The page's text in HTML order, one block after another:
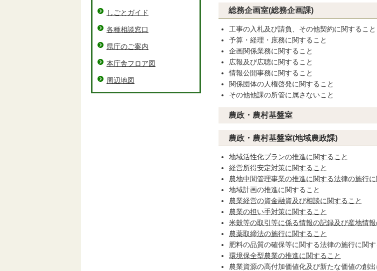
総務企画室(総務企画課)
工事の入札及び請負、その他契約に関すること
予算・経理・庶務に関すること
企画関係業務に関すること
広報及び広聴に関すること
情報公開事務に関すること
関係団体の人権啓発に関すること
その他他課の所管に属さないこと
農政・農村基盤室
農政・農村基盤室(地域農政課)
地域活性化プランの推進に関すること
経営所得安定対策に関すること
農地中間管理事業の推進に関する法律の施行に
地域計画の推進に関すること
農業経営の資金融資及び相談に関すること
農業の担い手対策に関すること
米穀等の取引等に係る情報の記録及び産地情
農薬取締法の施行に関すること
肥料の品質の確保等に関する法律の施行に関す
環境保全型農業の推進に関すること
農業資源の高付加価値化及び新たな価値の創
しごとガイド
各種相談窓口
県庁のご案内
本庁舎フロア図
周辺地図